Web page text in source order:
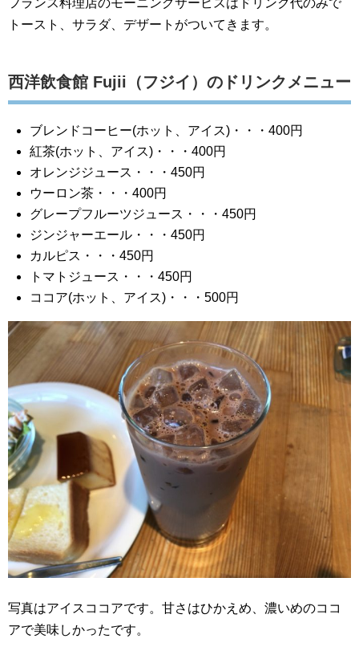
フランス料理店のモーニングサービスはドリンク代のみで
トースト、サラダ、デザートがついてきます。
西洋飲食館 Fujii（フジイ）のドリンクメニュー
ブレンドコーヒー(ホット、アイス)・・・400円
紅茶(ホット、アイス)・・・400円
オレンジジュース・・・450円
ウーロン茶・・・400円
グレープフルーツジュース・・・450円
ジンジャーエール・・・450円
カルピス・・・450円
トマトジュース・・・450円
ココア(ホット、アイス)・・・500円
写真はアイスココアです。甘さはひかえめ、濃いめのココ
アで美味しかったです。